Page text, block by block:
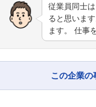
従業員同士
ると思いま
ます。 仕事
この企業の